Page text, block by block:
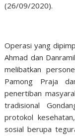
(26/09/2020).
Operasi yang
Ahmad dan
melibatkan
Pamong Praja
penertiban
tradisional
protokol
sosial berupa